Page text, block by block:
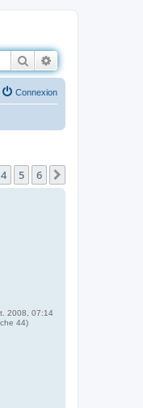
Rechercher
Connexion
4 5 6
2008, 07:14
44)